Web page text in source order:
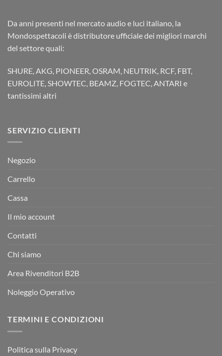
Da anni presenti nel mercato audio e luci italiano, la
Mondospettacoli è distributore ufficiale dei migliori marchi
del settore quali:
SHURE, AKG, PIONEER, OSRAM, NEUTRIK, RCF, FBT,
EUROLITE, SHOWTEC, BEAMZ, FOGTEC, ANTARI e
tantissimi altri
SERVIZIO CLIENTI
Negozio
Carrello
Cassa
Il mio account
Contatti
Chi siamo
Area Rivenditori B2B
Noleggio Operativo
TERMINI E CONDIZIONI
Politica sulla Privacy